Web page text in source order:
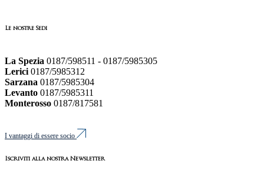
Le nostre Sedi
La Spezia 0187/598511 - 0187/5985305
Lerici 0187/5985312
Sarzana 0187/5985304
Levanto 0187/5985311
Monterosso 0187/817581
I vantaggi di essere socio
Iscriviti alla nostra Newsletter